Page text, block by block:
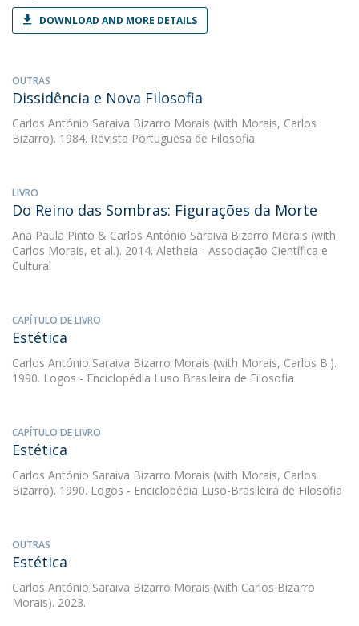
DOWNLOAD AND MORE DETAILS
OUTRAS
Dissidência e Nova Filosofia
Carlos António Saraiva Bizarro Morais (with Morais, Carlos
Bizarro). 1984. Revista Portuguesa de Filosofia
LIVRO
Do Reino das Sombras: Figurações da Morte
Ana Paula Pinto & Carlos António Saraiva Bizarro Morais (with
Carlos Morais, et al.). 2014. Aletheia - Associação Científica e
Cultural
CAPÍTULO DE LIVRO
Estética
Carlos António Saraiva Bizarro Morais (with Morais, Carlos B.).
1990. Logos - Enciclopédia Luso Brasileira de Filosofia
CAPÍTULO DE LIVRO
Estética
Carlos António Saraiva Bizarro Morais (with Morais, Carlos
Bizarro). 1990. Logos - Enciclopédia Luso-Brasileira de Filosofia
OUTRAS
Estética
Carlos António Saraiva Bizarro Morais (with Carlos Bizarro
Morais). 2023.